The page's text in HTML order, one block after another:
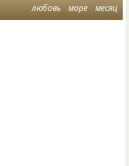
любовь море месяц